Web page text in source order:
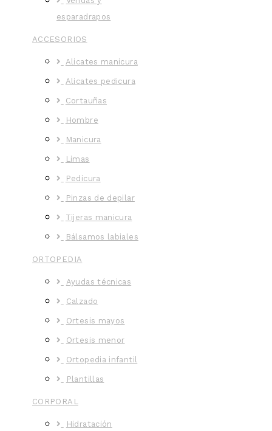
esparadrapos
ACCESORIOS
Alicates manicura
Alicates pedicura
Cortauñas
Hombre
Manicura
Limas
Pedicura
Pinzas de depilar
Tijeras manicura
Bálsamos labiales
ORTOPEDIA
Ayudas técnicas
Calzado
Ortesis mayos
Ortesis menor
Ortopedia infantil
Plantillas
CORPORAL
Hidratación